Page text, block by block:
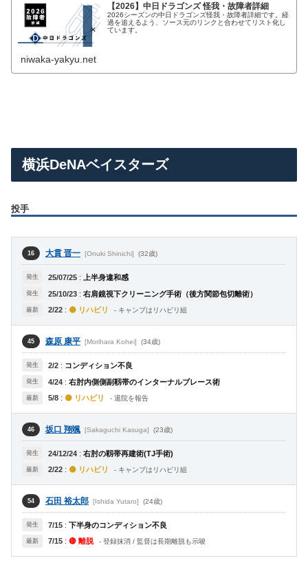
【2026】中日ドラゴンズ 怪我・故障者詳細
2026シーズンの中日ドラゴンズ怪我・故障者詳細です。経
過を追えるよう、ソース元のリンクと合わせてリスト化し
ています。
niwaka-yakyu.net
横浜DeNAベイスターズ
投手
16 大貫 晋一 [Onuki Shinichi] (32歳)
発生 25/07/25 : 上半身違和感
発生 25/10/23 : 右肩鏡視下クリーニング手術（後方関節包切離術）
最新 2/22 : 🟡 リハビリ - キャンプはリハビリ組
45 森原 康平 [Morihara Kohei] (34歳)
発生 2/2 : コンディション不良
発生 4/24 : 右肘内側側副靱帯のインターナルブレース術
最新 5/8 : 🟡 リハビリ - 退院を報告
46 坂口 翔颯 [Sakaguchi Kasuga] (23歳)
発生 24/12/24 : 右肘の靱帯再建術(TJ手術)
最新 2/22 : 🟡 リハビリ - キャンプはリハビリ組
54 石田 裕太郎 [Ishida Yutaro] (24歳)
発生 7/15 : 下半身のコンディション不良
最新 7/15 : 🔴 離脱 - 登録抹消 / 監督は長期離脱も示唆